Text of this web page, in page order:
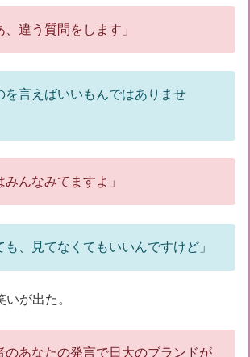
違う質問をします」
を言えばいいもんではありませ
んなみてますよ」
、見てなくてもいいんですけど」
が出た。
のあなたの発言で日大のブランドが